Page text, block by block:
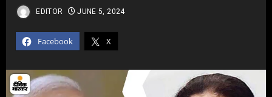
Facebook X
EDITOR JUNE 5, 2024